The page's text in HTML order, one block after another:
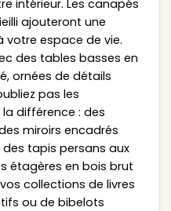
intérieur. Les canapés
ajouteront une
votre espace de vie.
des tables basses en
ornées de détails
pas les
différence : des
miroirs encadrés
tapis persans aux
étagères en bois brut
collections de livres
ou de bibelots